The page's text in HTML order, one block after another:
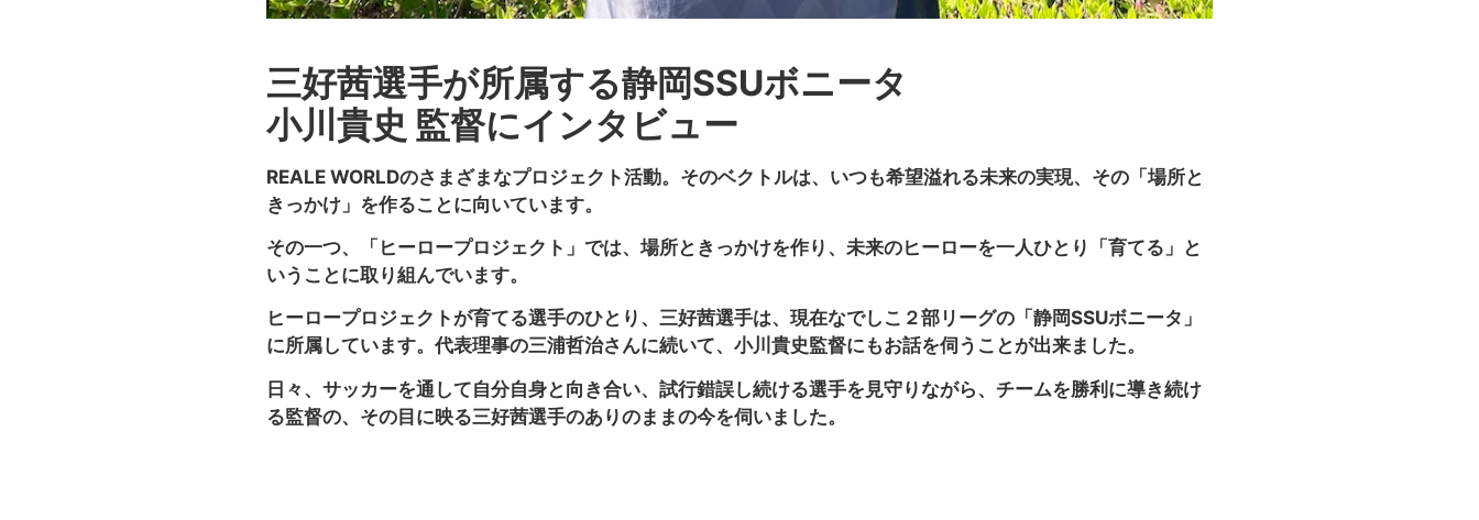
三好茜選手が所属する静岡SSUボニータ
小川貴史 監督にインタビュー
REALE WORLDのさまざまなプロジェクト活動。そのベクトルは、いつも希望溢れる未来の実現、その「場所と
きっかけ」を作ることに向いています。
その一つ、「ヒーロープロジェクト」では、場所ときっかけを作り、未来のヒーローを一人ひとり「育てる」と
いうことに取り組んでいます。
ヒーロープロジェクトが育てる選手のひとり、三好茜選手は、現在なでしこ２部リーグの「静岡SSUボニータ」
に所属しています。代表理事の三浦哲治さんに続いて、小川貴史監督にもお話を伺うことが出来ました。
日々、サッカーを通して自分自身と向き合い、試行錯誤し続ける選手を見守りながら、チームを勝利に導き続け
る監督の、その目に映る三好茜選手のありのままの今を伺いました。